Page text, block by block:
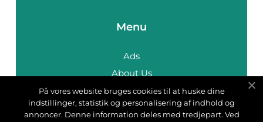
Menu
Ads
About Us
Cookies
Contact
På vores website bruges cookies til at huske dine
indstillinger, statistik og personalisering af indhold og
annoncer. Denne information deles med tredjepart. Ved